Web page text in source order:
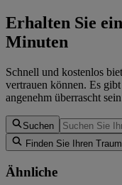
Erhalten Sie
Minuten
Schnell und kostenlos
vertrauen können. Es
angenehm überrascht
Suchen
Finden Sie Ihren
Ähnliche